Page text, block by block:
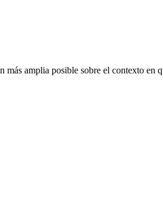
amplia posible sobre el contexto en